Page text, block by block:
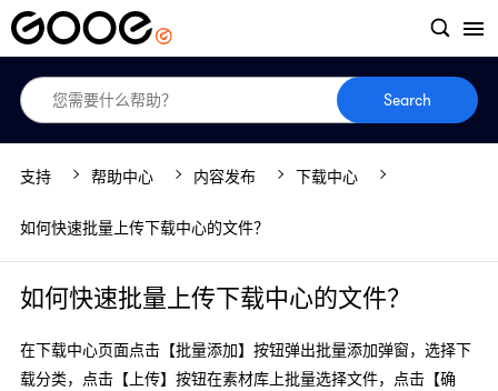
Search
支持 帮助中心 内容发布 下载中心
如何快速批量上传下载中心的文件？
如何快速批量上传下载中心的文件？
在下载中心页面点击【批量添加】按钮弹出批量添加弹窗，选择下
载分类，点击【上传】按钮在素材库上批量选择文件，点击【确